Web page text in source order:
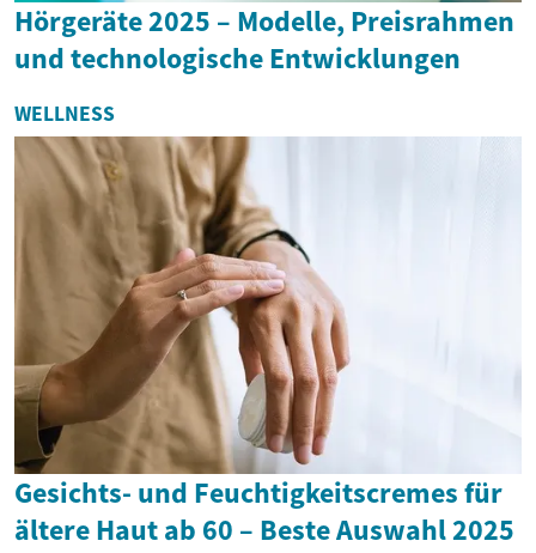
Hörgeräte 2025 – Modelle, Preisrahmen
und technologische Entwicklungen
WELLNESS
Gesichts- und Feuchtigkeitscremes für
ältere Haut ab 60 – Beste Auswahl 2025